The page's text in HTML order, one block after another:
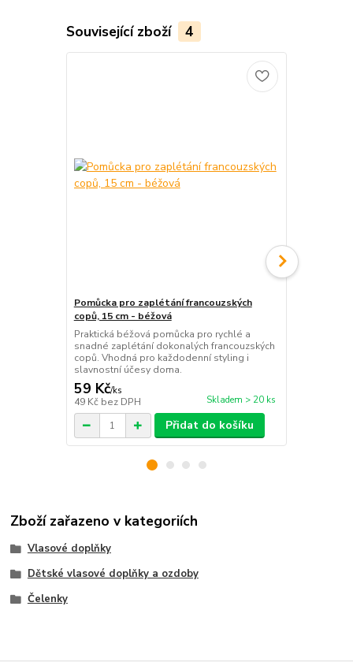
Související zboží 4
Pomůcka pro zaplétání francouzských
copů, 15 cm - béžová
Praktická béžová pomůcka pro rychlé a
snadné zaplétání dokonalých francouzských
copů. Vhodná pro každodenní styling i
slavnostní účesy doma.
59 Kč/ks
49 Kč bez DPH Skladem > 20 ks
Přidat do košíku
Zboží zařazeno v kategoriích
Vlasové doplňky
Dětské vlasové doplňky a ozdoby
Čelenky